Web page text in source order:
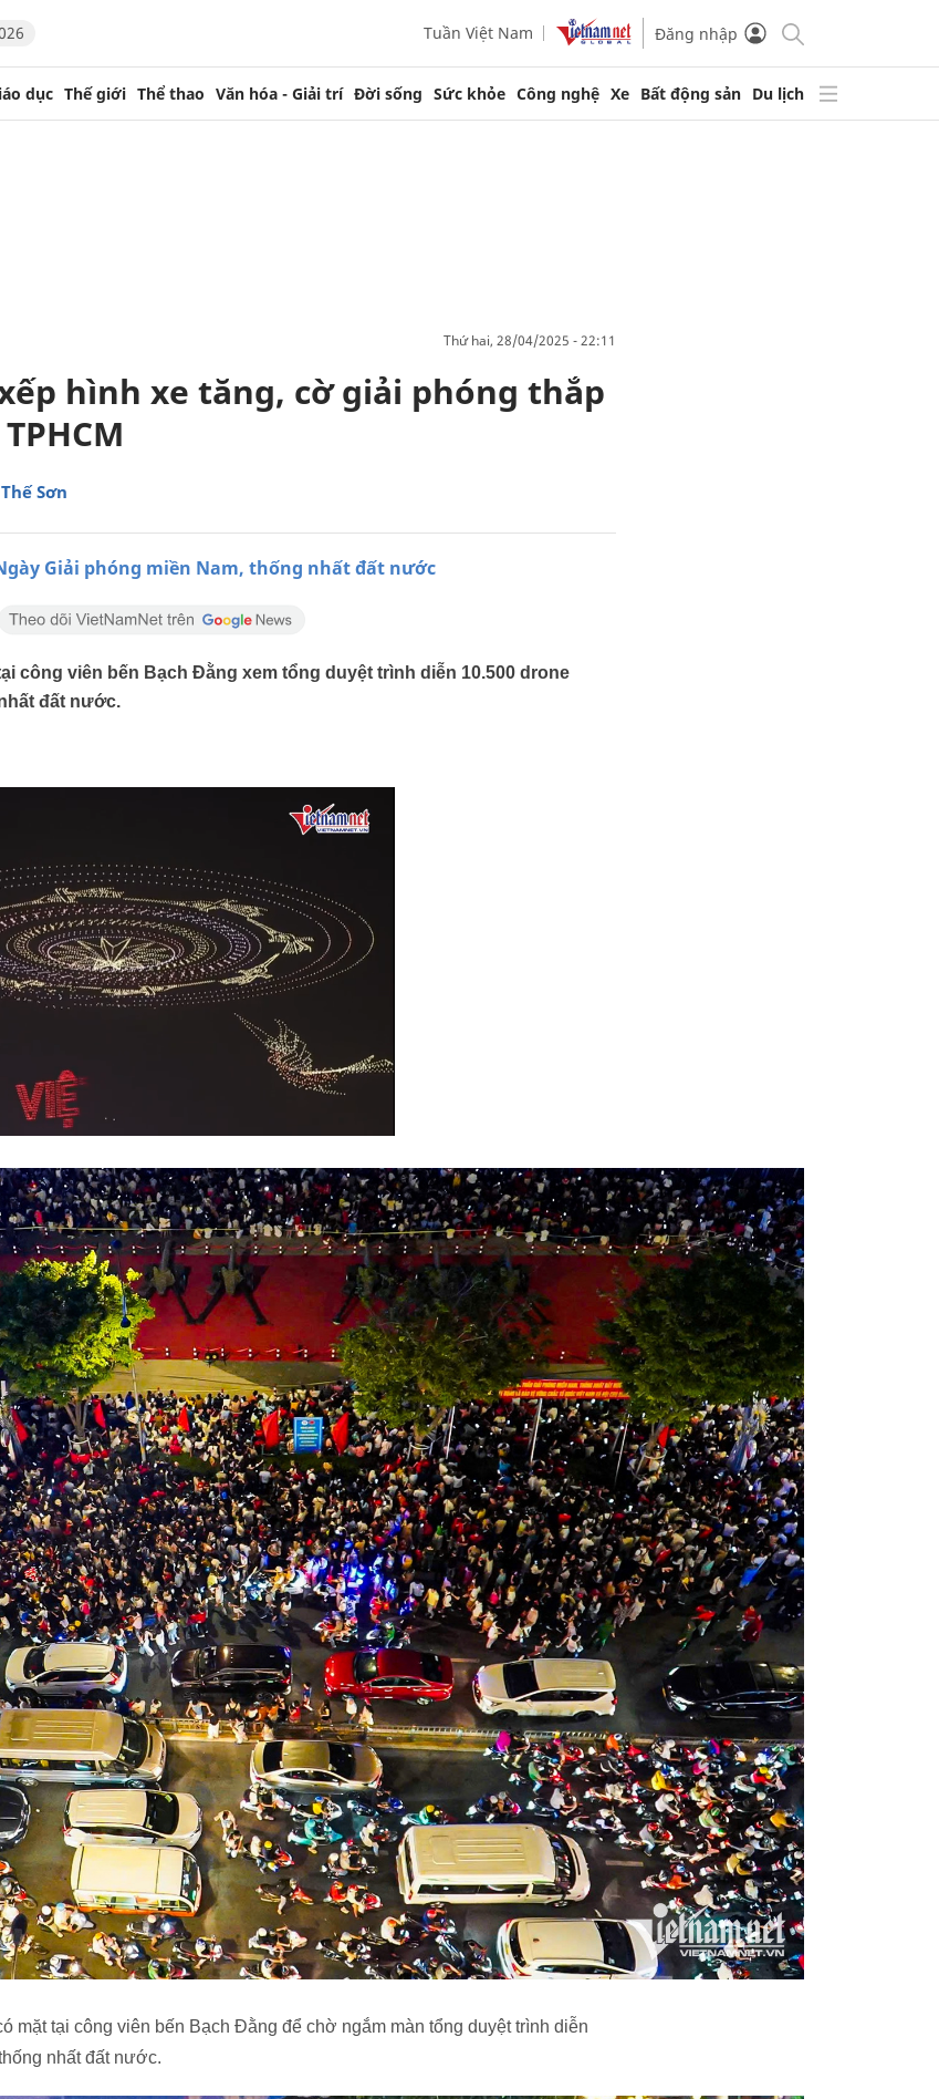
Tuần Việt Nam Đăng nhập
dục Thế giới Thể thao Văn hóa - Giải trí Đời sống Sức khỏe Công nghệ Xe Bất động sản Du lịch
thứ hai, 28/04/2025 - 22:11
hình xe tăng, cờ giải phóng thắp
Thế Sơn
Giải phóng miền Nam, thống nhất đất nước
công viên bến Bạch Đằng xem tổng duyệt trình diễn 10.500 drone
đất nước.
mặt tại công viên bến Bạch Đằng để chờ ngắm màn tổng duyệt trình diễn
nhất đất nước.